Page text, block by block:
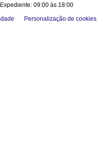
09:00 às 18:00
Personalização de cookies